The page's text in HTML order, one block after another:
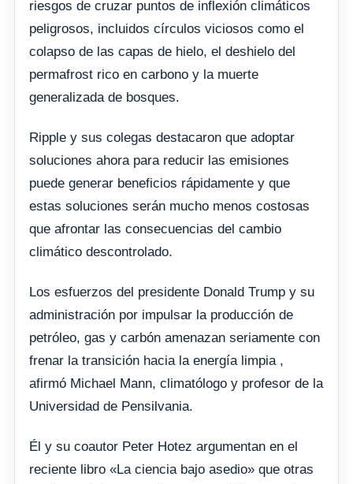
riesgos de cruzar puntos de inflexión climáticos
peligrosos, incluidos círculos viciosos como el
colapso de las capas de hielo, el deshielo del
permafrost rico en carbono y la muerte
generalizada de bosques.
Ripple y sus colegas destacaron que adoptar
soluciones ahora para reducir las emisiones
puede generar beneficios rápidamente y que
estas soluciones serán mucho menos costosas
que afrontar las consecuencias del cambio
climático descontrolado.
Los esfuerzos del presidente Donald Trump y su
administración por impulsar la producción de
petróleo, gas y carbón amenazan seriamente con
frenar la transición hacia la energía limpia ,
afirmó Michael Mann, climatólogo y profesor de la
Universidad de Pensilvania.
Él y su coautor Peter Hotez argumentan en el
reciente libro «La ciencia bajo asedio» que otras